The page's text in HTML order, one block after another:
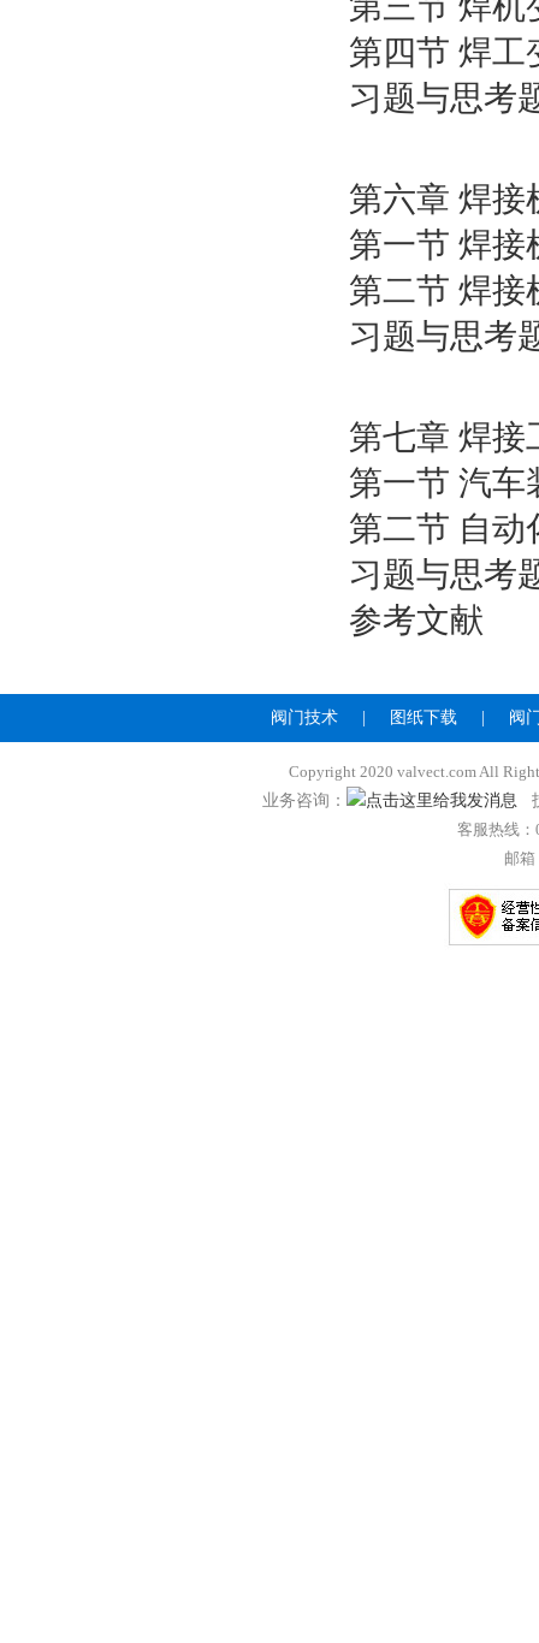
第四节 焊工
习题与思考
第六章 焊接
第一节 焊接
第二节 焊接
习题与思考
第七章 焊接
第一节 汽车
第二节 自动
习题与思考
参考文献
阀门技术 图纸下载 阀
Copyright 2020 valvect.com All
业务咨询：
客服热线：
邮箱